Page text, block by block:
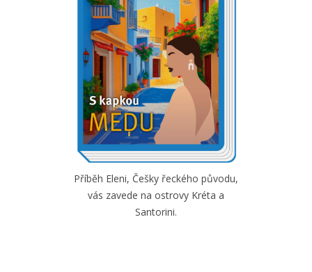
Příběh Eleni, Češky řeckého původu,
vás zavede na ostrovy Kréta a
Santorini.